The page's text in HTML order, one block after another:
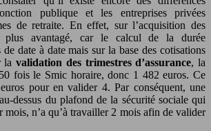
publique et les entreprises privées
de retraite. En effet, sur l’acquisition des
avantagé, car le calcul de la durée
de date à date mais sur la base des cotisations
la validation des trimestres d’assurance, la
fois le Smic horaire, donc 1 482 euros. Ce
pour en valider 4. Par conséquent, une
dessus du plafond de la sécurité sociale qui
mois, n’a qu’à travailler 2 mois afin de valider